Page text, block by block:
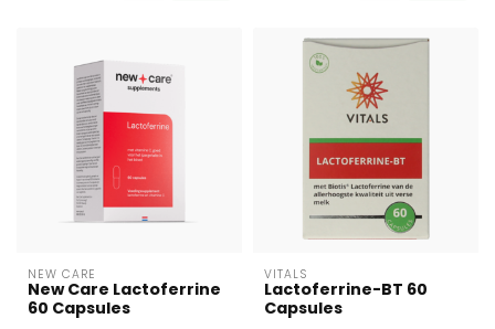
NEW CARE
New Care Lactoferrine
60 Capsules
VITALS
Lactoferrine-BT 60
Capsules